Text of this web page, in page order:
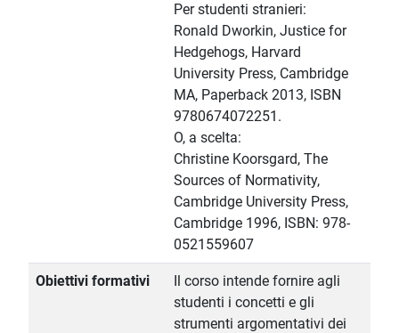
Per studenti stranieri:
Ronald Dworkin, Justice for
Hedgehogs, Harvard
University Press, Cambridge
MA, Paperback 2013, ISBN
9780674072251.
O, a scelta:
Christine Koorsgard, The
Sources of Normativity,
Cambridge University Press,
Cambridge 1996, ISBN: 978-
0521559607
Obiettivi formativi
Il corso intende fornire agli
studenti i concetti e gli
strumenti argomentativi dei